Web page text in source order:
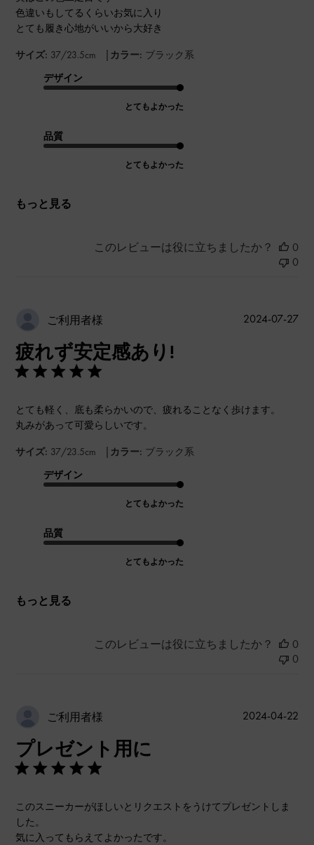
色違いもしてるくらいお気に入り
とても履き心地がいいから大好き
サイズ: 37/23.5cm | カラー: ブラック系
デザイン
とてもよかった
品質
とてもよかった
もっと見る
このレビューは役に立ちましたか？
0
0
ご利用者様
疲れず安定感あり!
とても軽く、底も柔らかいので、疲れることなく歩けます。
丸みがあって可愛らしいです。
サイズ: 37/23.5cm | カラー: ブラック系
デザイン
とてもよかった
品質
とてもよかった
もっと見る
公
2024-07-27
このレビューは役に立ちましたか？
0
0
ご利用者様
プレゼント用に
このスニーカーがほしいとリクエストをうけてプレゼントしま
した。
気に入ってもらえてよかったです。
公
2024-04-22